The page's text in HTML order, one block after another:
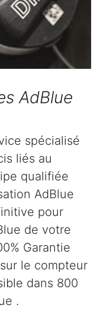
AdBlue
spécialisé
liés au
qualifiée
AdBlue
pour
de votre
Garantie
le compteur
dans 800
.